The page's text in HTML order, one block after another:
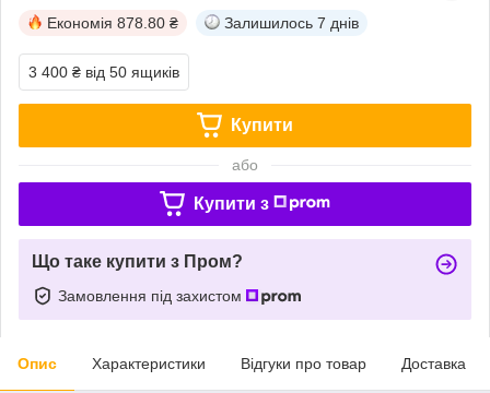
Економія 878.80 ₴ Залишилось 7 днів
3 400 ₴ від 50 ящиків
Купити
або
Купити з
Що таке купити з Пром?
Замовлення під захистом
Опис Характеристики Відгуки про товар Доставка